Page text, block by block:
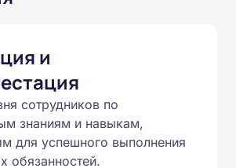
и
сотрудников по
знаниям и навыкам,
для успешного выполнения
обязанностей.